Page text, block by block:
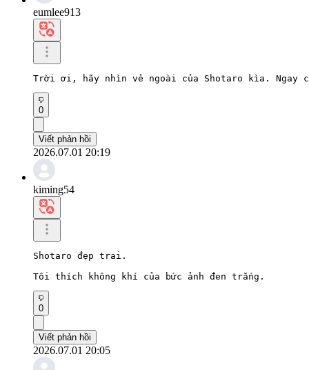
eumlee913
Trời ơi, hãy nhìn vẻ ngoài của Shotaro kìa. Ngay
0
Viết phản hồi
2026.07.01 20:19
kiming54
Shotaro đẹp trai.
Tôi thích không khí của bức ảnh đen trắng.
0
Viết phản hồi
2026.07.01 20:05